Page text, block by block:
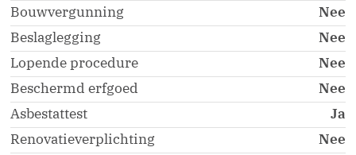
Bouwvergunning
Nee
Beslaglegging
Nee
Lopende procedure
Nee
Beschermd erfgoed
Nee
Asbestattest
Ja
Renovatieverplichting
Nee